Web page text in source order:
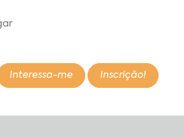
Interessa-me Inscrição!